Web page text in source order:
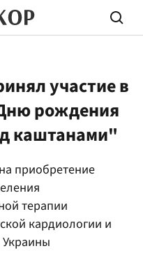
участие в
рождения
каштанами"
приобретение
терапии
кардиологии и